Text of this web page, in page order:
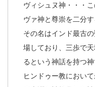
ヴィシュヌ神・・・
ヴァ神と尊崇を二分す
その名はインド最古
場しており、三歩で
るという神話を持つ神
ヒンドゥー教におい